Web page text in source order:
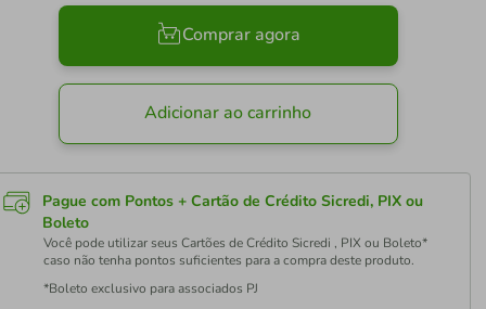
Comprar agora
Adicionar ao carrinho
Pague com Pontos + Cartão de Crédito Sicredi, PIX ou
Boleto
Você pode utilizar seus Cartões de Crédito Sicredi , PIX ou Boleto*
caso não tenha pontos suficientes para a compra deste produto.
*Boleto exclusivo para associados PJ